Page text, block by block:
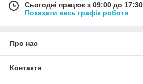
Сьогодні працює з 09:00 до 17:30
Показати весь графік роботи
Про нас
Контакти